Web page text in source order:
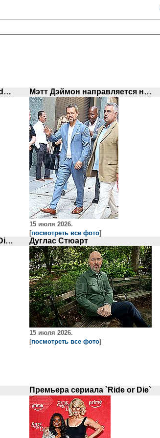
Премьера фильма `Descendants: Wicked Wonderland` Мэтт Дэймон направляется на съемки телешоу
15 июля 2026.
[посмотреть все фото]
Презентация фильма `The Dink` Дуглас Стюарт
15 июля 2026.
[посмотреть все фото]
Премьера сериала `Ride or Die`